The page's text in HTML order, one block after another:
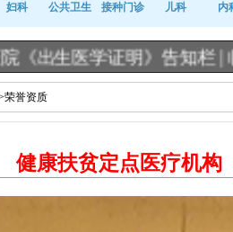
妇科 公共卫生 接种门诊 儿科 内
生医学证明》告知栏 |临
荣誉资质
健康扶贫定点医疗机构